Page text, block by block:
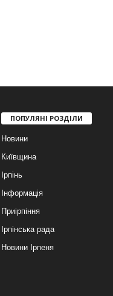
ПОПУЛЯНІ РОЗДІЛИ
Новини
Київщина
Ірпінь
Інформація
Приірпіння
Ірпінська рада
Новини Ірпеня